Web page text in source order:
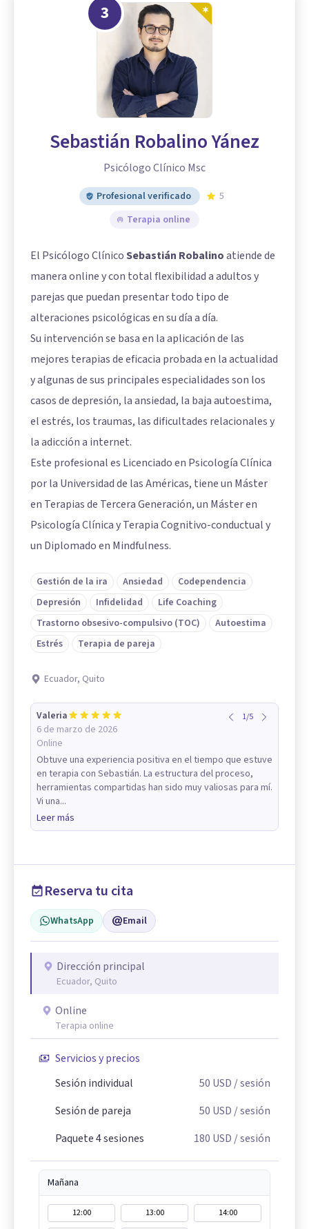
3
Sebastián Robalino Yánez
Psicólogo Clínico Msc
Profesional verificado
5
Terapia online
El Psicólogo ClínicoSebastián Robalinoatiende de
manera online y con total flexibilidad a adultos y
parejas que puedan presentar todo tipo de
alteraciones psicológicas en su día a día.
Su intervención se basa en la aplicación de las
mejores terapias de eficacia probada en la actualidad
y algunas de sus principales especialidades son los
casos de depresión, la ansiedad, la baja autoestima,
el estrés, los traumas, las dificultades relacionales y
la adicción a internet.
Este profesional es Licenciado en Psicología Clínica
por la Universidad de las Américas, tiene un Máster
en Terapias de Tercera Generación, un Máster en
Psicología Clínica y Terapia Cognitivo-conductual y
un Diplomado en Mindfulness.
Gestión de la ira Ansiedad
Codependencia
Depresión
Infidelidad
Life Coaching
Trastorno obsesivo-compulsivo (TOC)
Autoestima
Estrés
Terapia de pareja
Ecuador, Quito
Valeria
6 de marzo de 2026
Online
1/5
Obtuve una experiencia positiva en el tiempo que estuve
en terapia con Sebastián. La estructura del proceso,
herramientas compartidas han sido muy valiosas para mí.
Vi una...
Leer más
Reserva tu cita
WhatsApp Email
Dirección principal
Ecuador, Quito
Online
Terapia online
Servicios y precios
Sesión individual
50 USD / sesión
Sesión de pareja
50 USD / sesión
Paquete 4 sesiones
180 USD / sesión
Mañana
12:00 13:00 14:00